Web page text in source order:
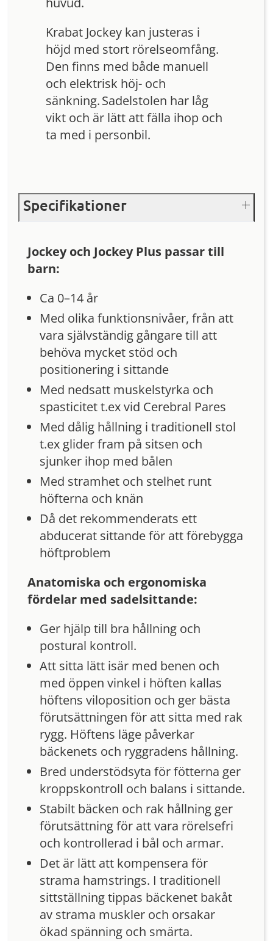
Krabat Jockey kan justeras i
höjd med stort rörelseomfång.
Den finns med både manuell
och elektrisk höj- och
sänkning. Sadelstolen har låg
vikt och är lätt att fälla ihop och
ta med i personbil.
Specifikationer
Jockey och Jockey Plus passar till
barn:
Ca 0–14 år
Med olika funktionsnivåer, från att
vara självständig gångare till att
behöva mycket stöd och
positionering i sittande
Med nedsatt muskelstyrka och
spasticitet t.ex vid Cerebral Pares
Med dålig hållning i traditionell stol
t.ex glider fram på sitsen och
sjunker ihop med bålen
Med stramhet och stelhet runt
höfterna och knän
Då det rekommenderats ett
abducerat sittande för att förebygga
höftproblem
Anatomiska och ergonomiska
fördelar med sadelsittande:
Ger hjälp till bra hållning och
postural kontroll.
Att sitta lätt isär med benen och
med öppen vinkel i höften kallas
höftens viloposition och ger bästa
förutsättningen för att sitta med rak
rygg. Höftens läge påverkar
bäckenets och ryggradens hållning.
Bred understödsyta för fötterna ger
kroppskontroll och balans i sittande.
Stabilt bäcken och rak hållning ger
förutsättning för att vara rörelsefri
och kontrollerad i bål och armar.
Det är lätt att kompensera för
strama hamstrings. I traditionell
sittställning tippas bäckenet bakåt
av strama muskler och orsakar
ökad spänning och smärta.